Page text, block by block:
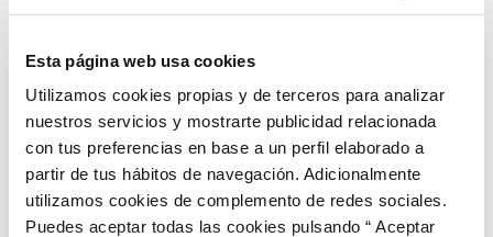
Esta página web usa cookies
Utilizamos cookies propias y de terceros para analizar
nuestros servicios y mostrarte publicidad relacionada
con tus preferencias en base a un perfil elaborado a
partir de tus hábitos de navegación. Adicionalmente
utilizamos cookies de complemento de redes sociales.
Puedes aceptar todas las cookies pulsando “ Aceptar
25 AGO 2021
permiten predecir cualquier situación de
crisis y actuar de forma anticipada para
evitarla”